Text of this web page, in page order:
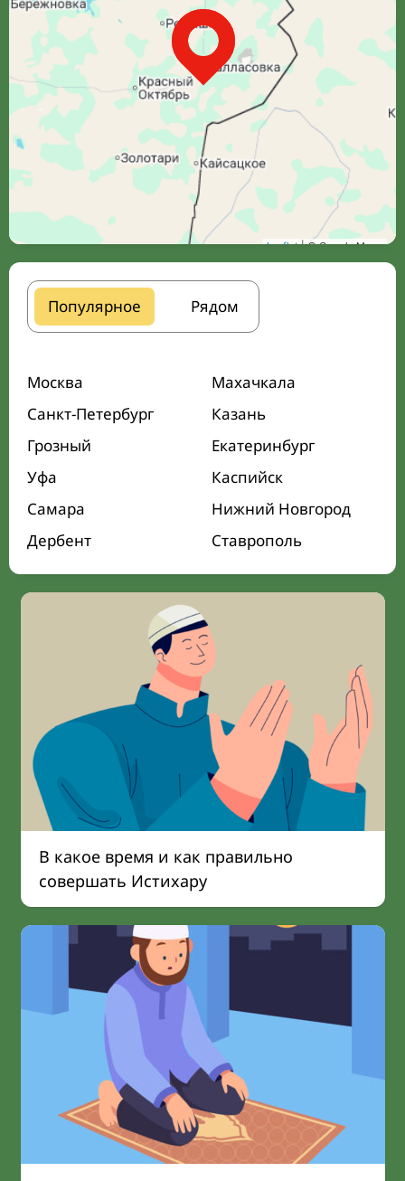
Leaflet| © Google Maps
Популярное Рядом
Москва
Махачкала
Санкт-Петербург
Казань
Грозный
Екатеринбург
Уфа
Каспийск
Самара
Нижний Новгород
Дербент
Ставрополь
В какое время и как правильно
совершать Истихару